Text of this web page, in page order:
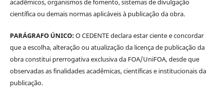
científica ou demais normas aplicáveis à publicação da obra.
PARÁGRAFO ÚNICO:O CEDENTE declara estar ciente e concordar
que a escolha, alteração ou atualização da licença de publicação da
obra constitui prerrogativa exclusiva da FOA/UniFOA, desde que
observadas as finalidades acadêmicas, científicas e institucionais da
publicação.